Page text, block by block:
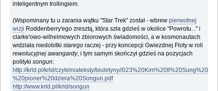
inteligentnym trollingiem.
(Wspominany tu u zarania wątku "Star Trek" został - wbrewpierwotnej
wizji Roddenberry'ego zresztą, która szła gdzieś w okolice "Powrotu..." i
clarke'owo-wilhelmowych zbiorowych świadomości, a w kosmonautach
widziała niedobitkistarego raczej - przy koncepcji Gwiezdnej Floty w roli
rewolucyjnej awangardy, i tym samym skończył gdzieś na pozycjach
politykisongun:
http://krld.pl/krld/czytelniateksty/biuletyny//023%20Kim%20Il%20Sung%20-
%20pioner%20dziela%20Songun.pdf
http://www.krld.pl/krld/songun